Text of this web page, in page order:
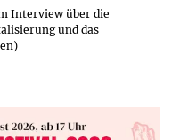
Interview über die
und das